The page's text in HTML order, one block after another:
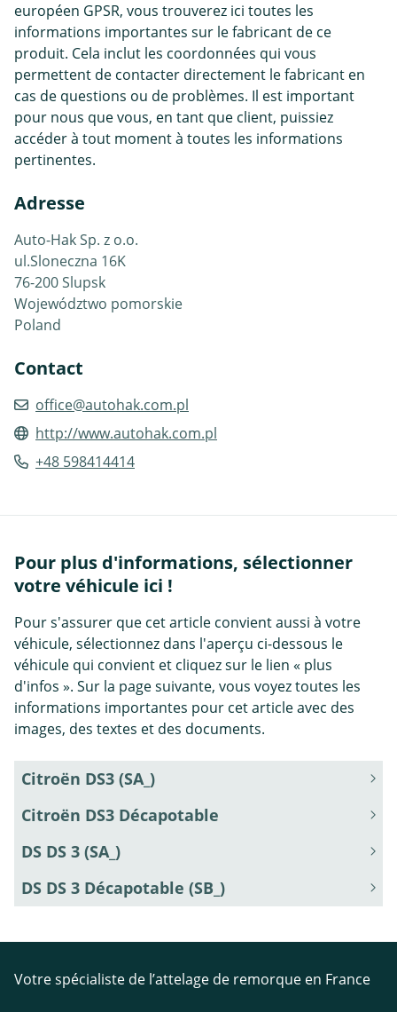
européen GPSR, vous trouverez ici toutes les
informations importantes sur le fabricant de ce
produit. Cela inclut les coordonnées qui vous
permettent de contacter directement le fabricant en
cas de questions ou de problèmes. Il est important
pour nous que vous, en tant que client, puissiez
accéder à tout moment à toutes les informations
pertinentes.
Adresse
Auto-Hak Sp. z o.o.
ul.Sloneczna 16K
76-200 Slupsk
Województwo pomorskie
Poland
Contact
office@autohak.com.pl
http://www.autohak.com.pl
+48 598414414
Pour plus d'informations, sélectionner
votre véhicule ici !
Pour s'assurer que cet article convient aussi à votre
véhicule, sélectionnez dans l'aperçu ci-dessous le
véhicule qui convient et cliquez sur le lien « plus
d'infos ». Sur la page suivante, vous voyez toutes les
informations importantes pour cet article avec des
images, des textes et des documents.
Citroën DS3 (SA_)
Citroën DS3 Décapotable
DS DS 3 (SA_)
DS DS 3 Décapotable (SB_)
Votre spécialiste de l’attelage de remorque en France